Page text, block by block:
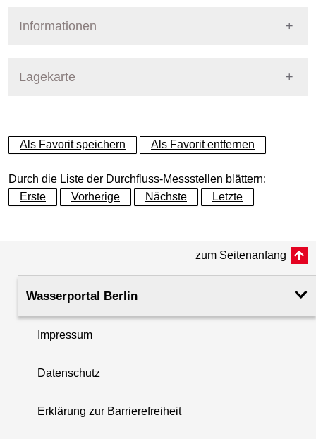
Informationen
Lagekarte
+
−
Als Favorit speichern Als Favorit entfernen
Durch die Liste der Durchfluss-Messstellen blättern:
Erste
Vorherige Nächste Letzte
zum Seitenanfang
Wasserportal Berlin
Impressum
Datenschutz
Erklärung zur Barrierefreiheit